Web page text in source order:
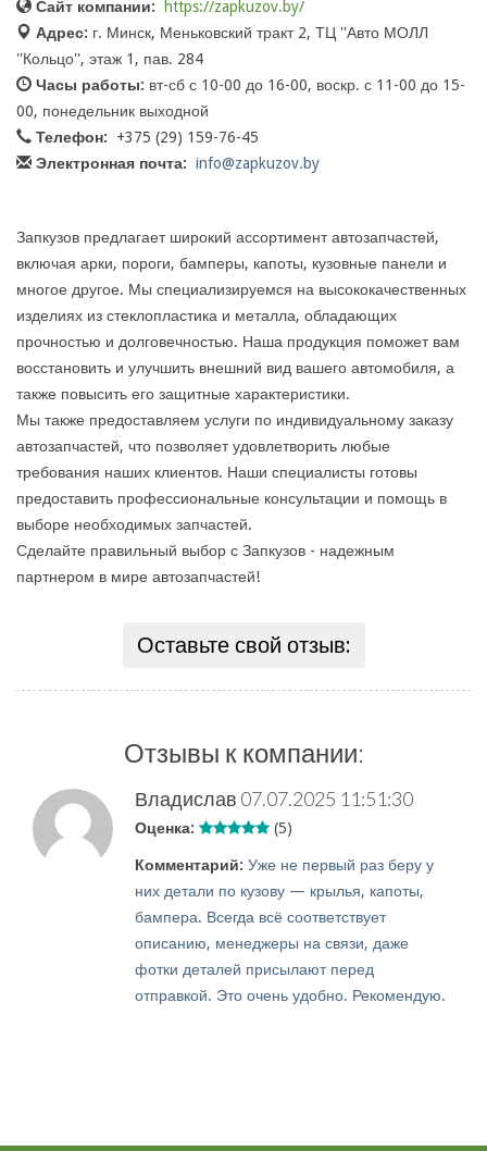
Сайт компании:
https://zapkuzov.by/
Адрес: г. Минск, Меньковский тракт 2, ТЦ ''Авто МОЛЛ
''Кольцо'', этаж 1, пав. 284
Часы работы: вт-сб с 10-00 до 16-00, воскр. с 11-00 до 15-
00, понедельник выходной
Телефон:
+375 (29) 159-76-45
Электронная почта: info@zapkuzov.by
Запкузов предлагает широкий ассортимент автозапчастей,
включая арки, пороги, бамперы, капоты, кузовные панели и
многое другое. Мы специализируемся на высококачественных
изделиях из стеклопластика и металла, обладающих
прочностью и долговечностью. Наша продукция поможет вам
восстановить и улучшить внешний вид вашего автомобиля, а
также повысить его защитные характеристики.
Мы также предоставляем услуги по индивидуальному заказу
автозапчастей, что позволяет удовлетворить любые
требования наших клиентов. Наши специалисты готовы
предоставить профессиональные консультации и помощь в
выборе необходимых запчастей.
Сделайте правильный выбор с Запкузов - надежным
партнером в мире автозапчастей!
Оставьте свой отзыв:
Отзывы к компании:
Владислав 07.07.2025 11:51:30
Оценка: (5)
Комментарий: Уже не первый раз беру у
них детали по кузову — крылья, капоты,
бампера. Всегда всё соответствует
описанию, менеджеры на связи, даже
фотки деталей присылают перед
отправкой. Это очень удобно. Рекомендую.